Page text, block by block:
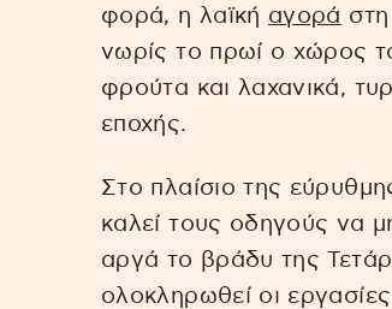
φορά, η λαϊκή αγορά
νωρίς το πρωί ο χώρος
φρούτα και λαχανικά,
εποχής.
Στο πλαίσιο της
καλεί τους οδηγούς να
αργά το βράδυ της
ολοκληρωθεί οι